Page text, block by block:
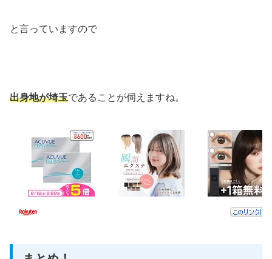
と言っていますので
出身地が埼玉であることが伺えますね。